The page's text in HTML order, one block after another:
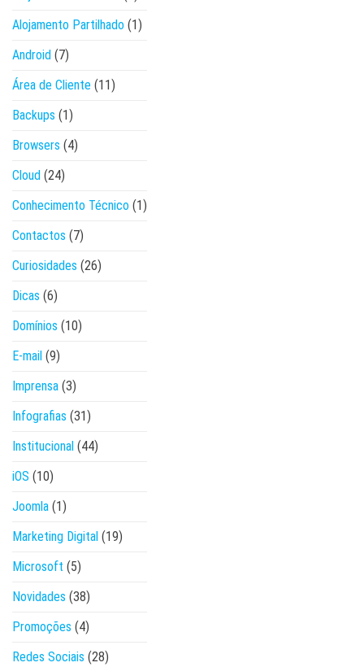
Alojamento Partilhado (1)
Android (7)
Área de Cliente (11)
Backups (1)
Browsers (4)
Cloud (24)
Conhecimento Técnico (1)
Contactos (7)
Curiosidades (26)
Dicas (6)
Domínios (10)
E-mail (9)
Imprensa (3)
Infografias (31)
Institucional (44)
iOS (10)
Joomla (1)
Marketing Digital (19)
Microsoft (5)
Novidades (38)
Promoções (4)
Redes Sociais (28)